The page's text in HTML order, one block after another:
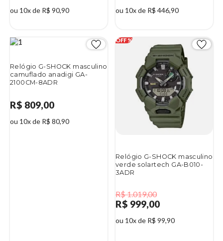
ou 10x de R$ 90,90 ou 10x de R$ 446,90
Relógio G-SHOCK masculino
camuflado anadigi GA-
2100CM-8ADR
R$ 809,00
ou 10x de R$ 80,90
Relógio G-SHOCK masculino
verde solartech GA-B010-
3ADR
R$ 1.019,00
R$ 999,00
ou 10x de R$ 99,90